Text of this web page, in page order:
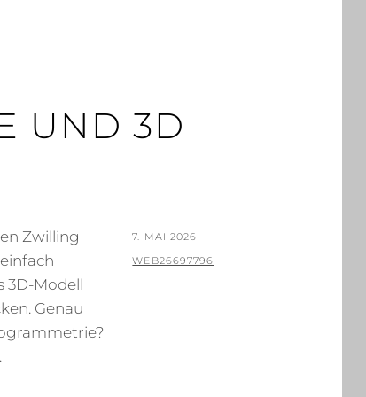
UND 3D
Zwilling
3D-Modell
Genau
POSTED
ON
7. MAI 2026
BY
WEB26697796